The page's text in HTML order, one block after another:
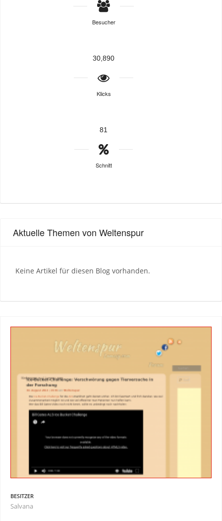
Besucher
30,890
Klicks
81
Schnitt
Aktuelle Themen von Weltenspur
Keine Artikel für diesen Blog vorhanden.
BESITZER
Salvana